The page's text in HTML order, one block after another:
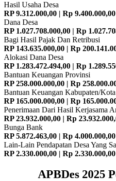
Hasil Usaha Desa
RP 9.312.000,00 | Rp 9.400.000,00
Dana Desa
RP 1.027.708.000,00 | Rp
Bagi Hasil Pajak Dan Retribusi
RP 143.635.000,00 | Rp
Alokasi Dana Desa
RP 1.283.472.494,00 | Rp
Bantuan Keuangan Provinsi
RP 258.000.000,00 | Rp
Bantuan Keuangan Kabupaten/Kota
RP 165.000.000,00 | Rp
Penerimaan Dari Hasil Kerjasama
RP 23.932.000,00 | Rp
Bunga Bank
RP 5.872.463,00 | Rp 4.000.000,00
Lain-Lain Pendapatan Desa Yang
RP 2.330.000,00 | Rp 2.330.000,00
APBDes 2025